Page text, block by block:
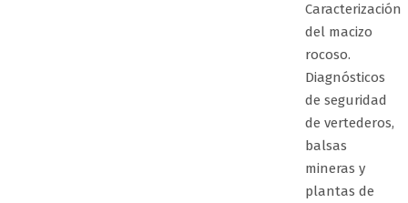
Caracterización
del macizo
rocoso.
Diagnósticos
de seguridad
de vertederos,
balsas
mineras y
plantas de